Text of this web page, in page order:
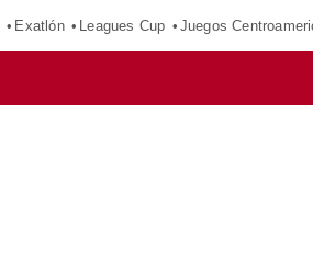
Exatlón Leagues Cup Juegos